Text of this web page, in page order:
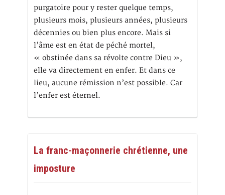
purgatoire pour y rester quelque temps,
plusieurs mois, plusieurs années, plusieurs
décennies ou bien plus encore. Mais si
l’âme est en état de péché mortel,
« obstinée dans sa révolte contre Dieu »,
elle va directement en enfer. Et dans ce
lieu, aucune rémission n’est possible. Car
l’enfer est éternel.
La franc-maçonnerie chrétienne, une
imposture